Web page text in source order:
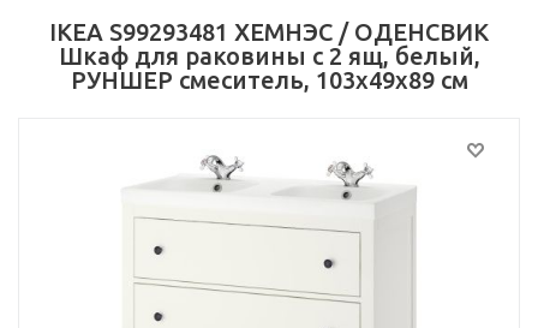
IKEA S99293481 ХЕМНЭС / ОДЕНСВИК
Шкаф для раковины с 2 ящ, белый,
РУНШЕР смеситель, 103x49x89 см